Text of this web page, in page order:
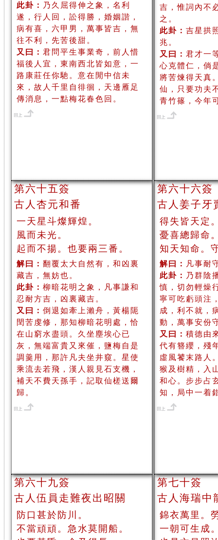
此卦： 乃久屈得伸之象，名利
遂，行人回，訟得勝，婚姻諧，
病有喜，六甲男，萬事皆吉，無
往不利，先苦後甜。
又曰： 君問平生事業奇，前人惜
福後人宜，東南西北皆如意，一
路康莊任你馳。意在閒中信未
來，故人千里自徘徊，天邊雁足
傳消息，一點梅花春色回。
吉，惟詞內不
之。
此卦： 吉星拱
兆。
又曰： 君才一
心克體仁，倘
將苦煉得天真
仙，只要功夫
青竹篠，今年
第六十五簽
古人杏元和番
一天星斗燦輝煌。
風而未光。
起而不揚。也要兩三番。
解曰： 翻覆太大自然有，和凶裏
藏吉，無妨也。
此卦： 柳暗花明之象，凡事謙和
忍耐方吉，凶裏藏吉。
又曰： 倒退如牽上瀨舟，黃楊阨
閏苦虔修，那知柳暗花明處，恰
在山窮水盡頭。久坐塵埃心已
灰，無端富貴又來催，鹽梅自是
調羹用，那許凡夫坐井窺。星使
乘流去若飛，漢人親見石支機，
補天不費天孫手，記取仙槎送爾
歸。
第六十六簽
古人姜子牙
得失皆天定
憂喜總歸命
知天知命。
解曰：
凡事耐
此卦： 乃群陰
慎，切勿輕燥
寧可吃虧頭注
成，利不就，
動，萬事安份
又曰： 積德由
代有簪纓，殘
虛風饕末路人
猴及樹精，入
和心。步步占
知，局中一着
第六十九簽
古人伍員走難夜出昭關
防口甚於防川。
不當頑頑。急水莫開船。
第七十簽
古人海瑞中
錦衣萬里。
一朝可生成